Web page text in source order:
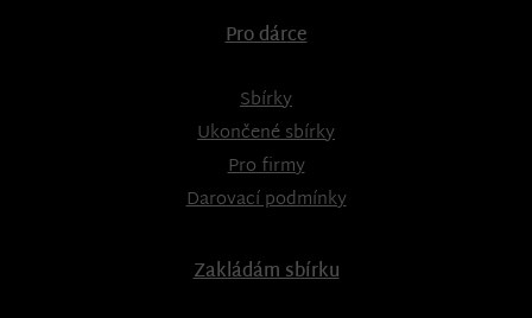
Pro dárce
Sbírky
Ukončené sbírky
Pro firmy
Darovací podmínky
Zakládám sbírku